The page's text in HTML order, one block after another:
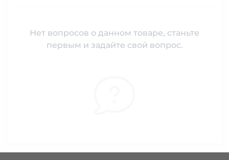
Нет вопросов о данном товаре, станьте
первым и задайте свой вопрос.